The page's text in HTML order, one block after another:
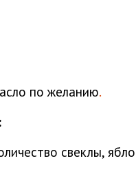
по желанию.
свеклы,